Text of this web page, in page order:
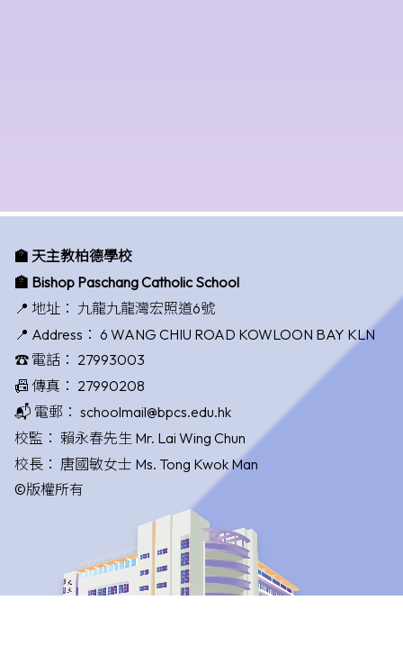
🏫 天主教柏德學校
🏫 Bishop Paschang Catholic School
📍 地址： 九龍九龍灣宏照道6號
📍 Address： 6 WANG CHIU ROAD KOWLOON BAY KLN
☎️ 電話： 27993003
📠 傳真： 27990208
📬 電郵： schoolmail@bpcs.edu.hk
校監： 賴永春先生 Mr. Lai Wing Chun
校長： 唐國敏女士 Ms. Tong Kwok Man
©版權所有